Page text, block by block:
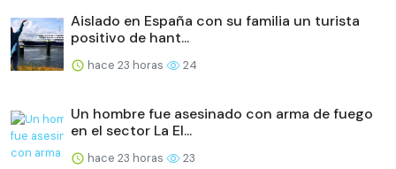
Aislado en España con su familia un turista
positivo de hant...
hace 23 horas 24
Un hombre fue asesinado con arma de fuego
en el sector La El...
hace 23 horas 23